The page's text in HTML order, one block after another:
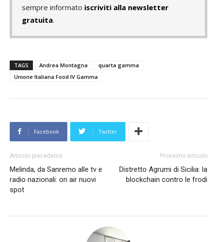
sempre informato iscriviti alla newsletter
gratuita.
TAGS Andrea Montagna
quarta gamma
Unione Italiana Food IV Gamma
Facebook Twitter
Articolo precedente
Melinda, da Sanremo alle tv e
radio nazionali: on air nuovi
spot
Prossimo articolo
Distretto Agrumi di Sicilia: la
blockchain contro le frodi